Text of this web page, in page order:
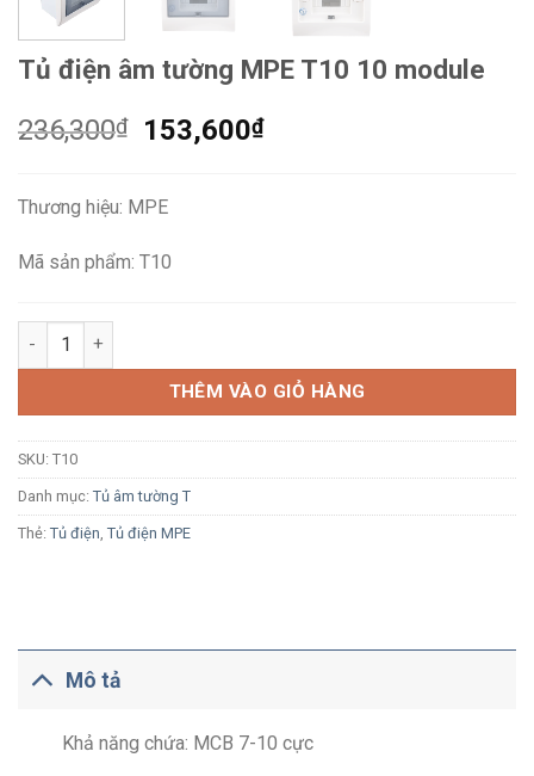
Tủ điện âm tường MPE T10 10 module
236,300₫
Giá
236,300₫.
153,600₫Giá
Thương hiệu: MPE
Mã sản phẩm: T10
Tủ điện âm tường MPE T10 10 module số lượng
THÊM VÀO GIỎ HÀNG
SKU: T10
Danh mục: Tủ âm tường T
Thẻ: Tủ điện Tủ điện MPE
Mô tả
Khả năng chứa: MCB 7-10 cực